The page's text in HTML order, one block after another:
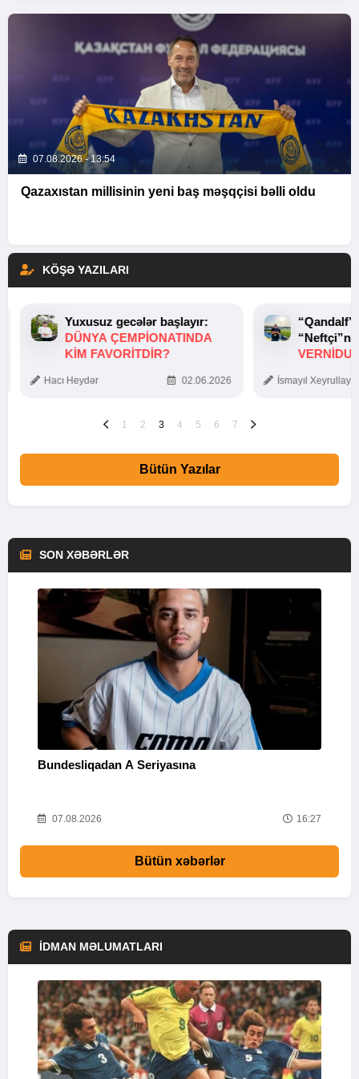
07.08.2026 - 13:54
Qazaxıstan millisinin yeni baş məşqçisi bəlli oldu
KÖŞƏ YAZILARI
Yuxusuz gecələr başlayır:
DÜNYA ÇEMPIONATINDA
KIM FAVORITDIR?
Hacı Heydər 02.06.2026 İsmayıl
1 2 3 4 5 6 7
Bütün Yazılar
SON XƏBƏRLƏR
Bundesliqadan A Seriyasına
07.08.2026 16:27
Bütün xəbərlər
İDMAN MƏLUMATLARI